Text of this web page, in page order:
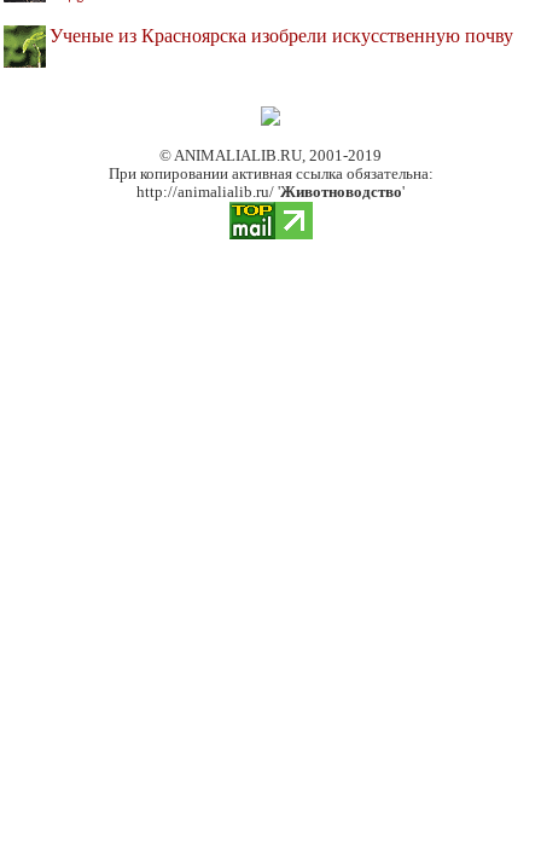
Ученые из Красноярска изобрели искусственную почву
© ANIMALIALIB.RU, 2001-2019
При копировании активная ссылка обязательна:
http://animalialib.ru/ 'Животноводство'